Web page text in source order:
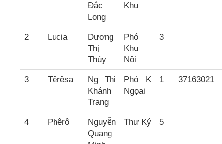
Đắc
Long
Khu
2 Lucia
Dương
Thị
Thúy
Phó
Khu
Nội
3
3 Têrêsa
Ng Thị
Khánh
Trang
Phó K
Ngọai
1 37163021
4 Phêrô
Nguyễn
Quang
Thư Ký 5